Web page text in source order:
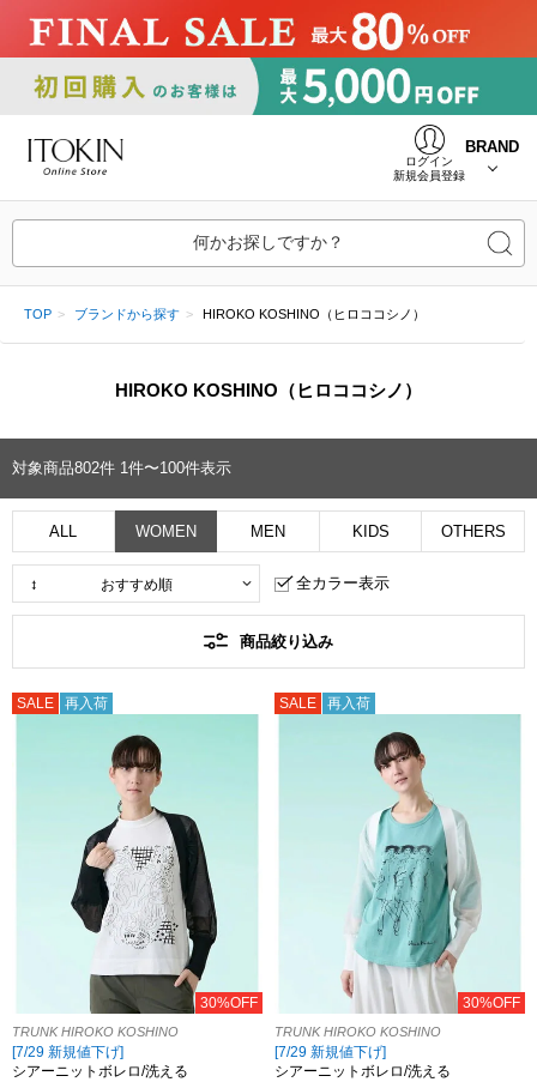
ログイン
新規会員登録
BRAND
何かお探しですか？
TOP ブランドから探す HIROKO KOSHINO（ヒロココシノ）
HIROKO KOSHINO（ヒロココシノ）
対象商品802件 1件〜100件表示
ALL WOMEN MEN KIDS OTHERS
全カラー表示
商品絞り込み
SALE 再入荷
30%OFF
TRUNK HIROKO KOSHINO
[7/29 新規値下げ]
シアーニットボレロ/洗える
SALE 再入荷
30%OFF
TRUNK HIROKO KOSHINO
[7/29 新規値下げ]
シアーニットボレロ/洗える